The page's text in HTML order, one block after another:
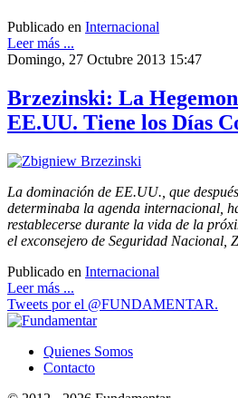
Publicado en Internacional
Leer más ...
Domingo, 27 Octubre 2013 15:47
Brzezinski: La
EE.UU. Tiene los Días
La dominación de EE.UU., que
determinaba la agenda internacional,
restablecerse durante la vida de la
el exconsejero de Seguridad Nacional,
Publicado en Internacional
Leer más ...
Tweets por el @FUNDAMENTAR.
Quienes Somos
Contacto